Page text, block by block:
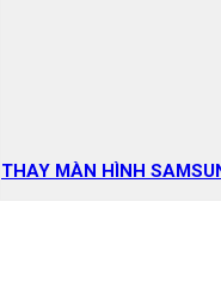
THAY MÀN HÌNH